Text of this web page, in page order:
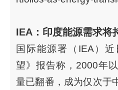
IEA：印度能源需求将
国际能源署（IEA）
望》报告称，2000年
量已翻番，成为仅次于